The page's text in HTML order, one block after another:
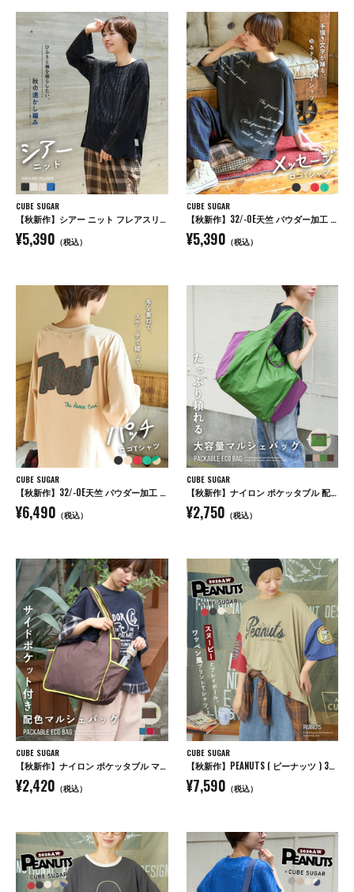
CUBE SUGAR
【秋新作】シアー ニット フレアスリーブ プルオーバー
¥5,390 （税込）
CUBE SUGAR
【秋新作】32/-OE天竺 パウダー加工 5分袖 ドルマン Tシャツ
¥5,390 （税込）
CUBE SUGAR
【秋新作】32/-OE天竺 パウダー加工 パッチロゴ 刺繍 Tシャツ
¥6,490 （税込）
CUBE SUGAR
【秋新作】ナイロン ポケッタブル 配色 マルシェ バッグ
¥2,750 （税込）
CUBE SUGAR
【秋新作】ナイロン ポケッタブル マルシェ バッグ
¥2,420 （税込）
CUBE SUGAR
【秋新作】PEANUTS ( ピーナッツ ) 32/-スラブ天竺 配色 ワイド Tシャツ
¥7,590 （税込）